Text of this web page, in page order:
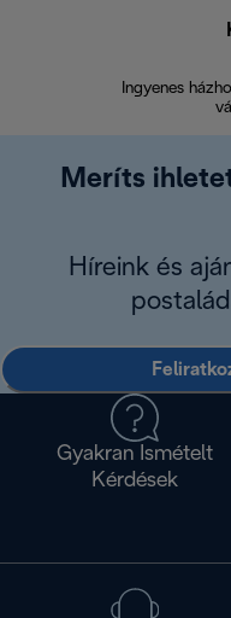
Ingyenes
Meríts
Híreink és
Gyakran Ismételt
Kérdések